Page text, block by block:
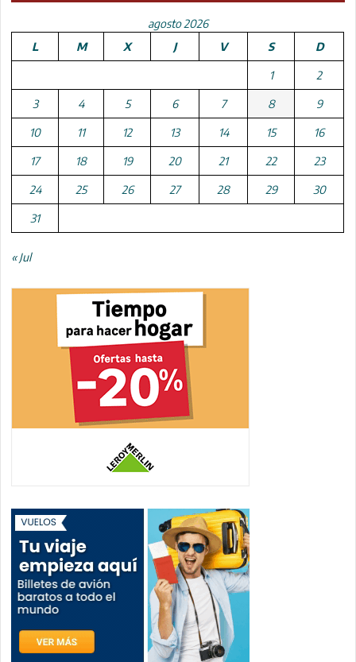
agosto 2026
L
M X J V S D
1 2
3 4 5 6 7 8 9
10 11 12 13 14 15 16
17 18 19 20 21 22 23
24 25 26 27 28 29 30
31
« Jul